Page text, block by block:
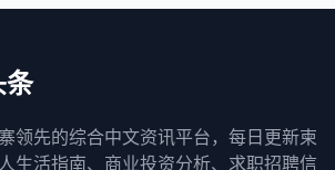
条
领先的综合中文资讯平台，每日更新柬
生活指南、商业投资分析、求职招聘信